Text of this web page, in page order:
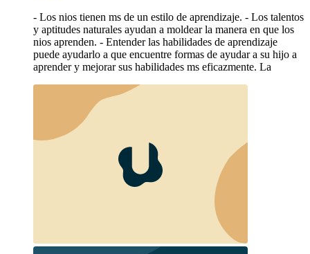
- Los nios tienen ms de un estilo de aprendizaje. - Los talentos
y aptitudes naturales ayudan a moldear la manera en que los
nios aprenden. - Entender las habilidades de aprendizaje
puede ayudarlo a que encuentre formas de ayudar a su hijo a
aprender y mejorar sus habilidades ms eficazmente. La